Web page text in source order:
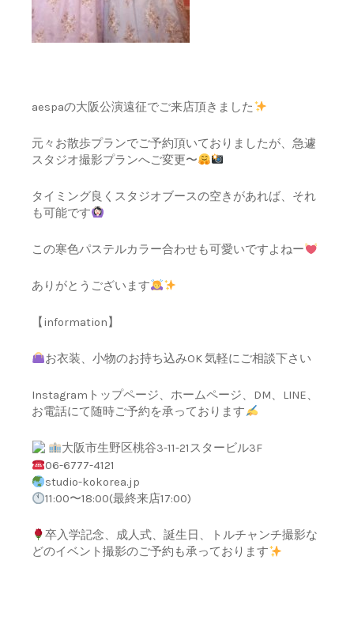
aespaの大阪公演遠征でご来店頂きました
元々お散歩プランでご予約頂いておりましたが、急遽
スタジオ撮影プランへご変更〜
タイミング良くスタジオブースの空きがあれば、それ
も可能です
この寒色パステルカラー合わせも可愛いですよねー
ありがとうございます
【information】
お衣装、小物のお持ち込みOK 気軽にご相談下さい
Instagramトップページ、ホームページ、DM、LINE、
お電話にて随時ご予約を承っております
大阪市生野区桃谷3-11-21スタービル3F
06-6777-4121
studio-kokorea.jp
11:00〜18:00(最終来店17:00)
卒入学記念、成人式、誕生日、トルチャンチ撮影な
どのイベント撮影のご予約も承っております